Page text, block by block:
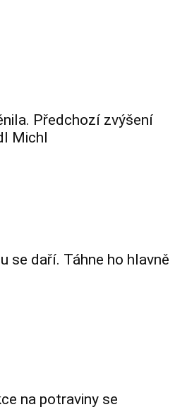
Předchozí zvýšení
Michl
se daří. Táhne ho hlavně
na potraviny se